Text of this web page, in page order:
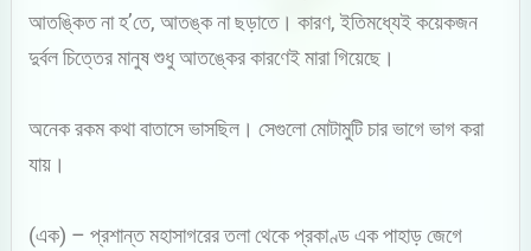
আতঙ্কিত না হ’তে, আতঙ্ক না ছড়াতে। কারণ, ইতিমধ্যেই কয়েকজন
দুর্বল চিত্তের মানুষ শুধু আতঙ্কের কারণেই মারা গিয়েছে।
অনেক রকম কথা বাতাসে ভাসছিল। সেগুলো মোটামুটি চার ভাগে ভাগ করা
যায়।
(এক) – প্রশান্ত মহাসাগরের তলা থেকে প্রকাণ্ড এক পাহাড় জেগে